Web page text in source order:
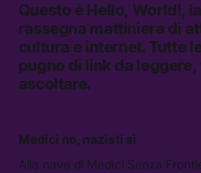
Questo è Hello, World!,
rassegna mattiniera di
cultura e internet. Tutte
pugno di link da leggere,
ascoltare.
Medici no, nazisti sì
Alla nave di Medici Senza